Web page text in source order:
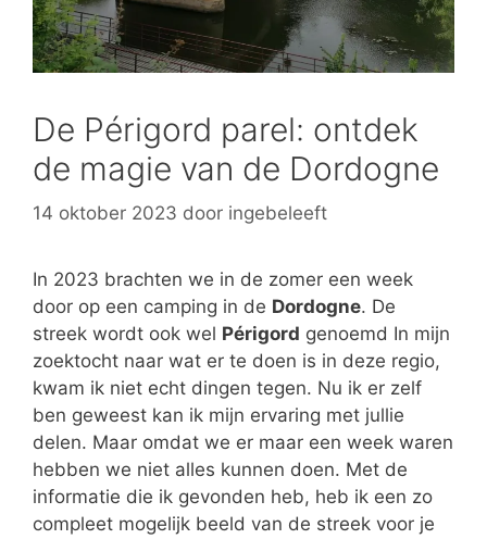
De Périgord parel: ontdek
de magie van de Dordogne
14 oktober 2023 door ingebeleeft
In 2023 brachten we in de zomer een week
door op een camping in de Dordogne. De
streek wordt ook wel Périgord genoemd In mijn
zoektocht naar wat er te doen is in deze regio,
kwam ik niet echt dingen tegen. Nu ik er zelf
ben geweest kan ik mijn ervaring met jullie
delen. Maar omdat we er maar een week waren
hebben we niet alles kunnen doen. Met de
informatie die ik gevonden heb, heb ik een zo
compleet mogelijk beeld van de streek voor je